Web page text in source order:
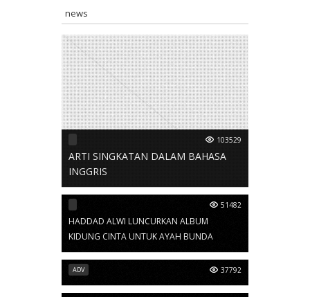
news
103529
ARTI SINGKATAN DALAM BAHASA
INGGRIS
51482
HADDAD ALWI LUNCURKAN ALBUM
KIDUNG CINTA UNTUK AYAH BUNDA
ADV 37792